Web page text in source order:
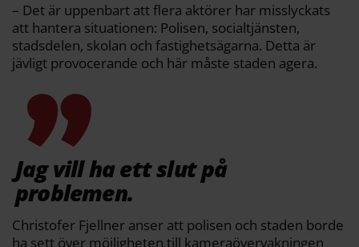
– Det är uppenbart att flera aktörer har misslyckats
att hantera situationen: Polisen, socialtjänsten,
stadsdelen, skolan och fastighetsägarna. Detta är
jävligt provocerande och här måste staden agera.
Jag vill ha ett slut på
problemen.
Christofer Fjellner anser att polisen och staden borde
ha sett över möjligheten till kameraövervakningen